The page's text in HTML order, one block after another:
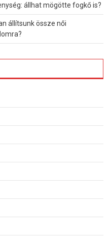
állhat mögötte fogkő is?
állítsunk össze női